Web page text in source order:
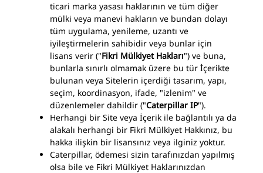
ticari marka yasası haklarının ve tüm diğer
mülki veya manevi hakların ve bundan dolayı
tüm uygulama, yenileme, uzantı ve
iyileştirmelerin sahibidir veya bunlar için
lisans verir ("Fikri Mülkiyet Hakları") ve buna,
bunlarla sınırlı olmamak üzere bu tür İçerikte
bulunan veya Sitelerin içerdiği tasarım, yapı,
seçim, koordinasyon, ifade, "izlenim" ve
düzenlemeler dahildir ("Caterpillar IP").
Herhangi bir Site veya İçerik ile bağlantılı ya da
alakalı herhangi bir Fikri Mülkiyet Hakkınız, bu
hakka ilişkin bir lisansınız veya ilginiz yoktur.
Caterpillar, ödemesi sizin tarafınızdan yapılmış
olsa bile ve Fikri Mülkiyet Haklarınızdan